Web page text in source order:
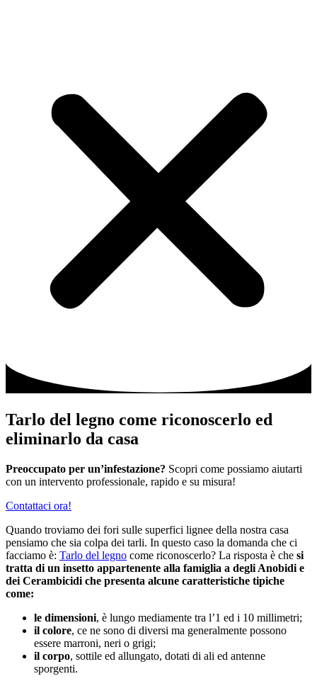
Tarlo del legno come riconoscerlo ed
eliminarlo da casa
Preoccupato per un’infestazione? Scopri come possiamo aiutarti
con un intervento professionale, rapido e su misura!
Contattaci ora!
Quando troviamo dei fori sulle superfici lignee della nostra casa
pensiamo che sia colpa dei tarli. In questo caso la domanda che ci
facciamo è: Tarlo del legno come riconoscerlo? La risposta è che si
tratta di un insetto appartenente alla famiglia a degli Anobidi e
dei Cerambicidi che presenta alcune caratteristiche tipiche
come:
le dimensioni, è lungo mediamente tra l’1 ed i 10 millimetri;
il colore, ce ne sono di diversi ma generalmente possono
essere marroni, neri o grigi;
il corpo, sottile ed allungato, dotati di ali ed antenne
sporgenti.